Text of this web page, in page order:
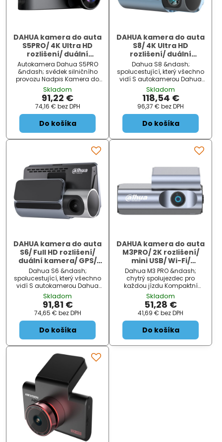
DAHUA kamera do auta
S5PRO/ 4K Ultra HD
rozlišení/ duální
kamera/ USB-C/ Wi-Fi/
microSD slot
Autokamera Dahua S5PRO
&ndash; svědek silničního
provozu Nadpis Kamera do
auta Dahua S5PRO s vámi
bude sdílet každou jízdu
autem. Je ideální pro
záznam dění na vozovce, ať
už jedete na výlet, služební
cestu, nebo jste profes...
Skladom
91,22 €
74,16 € bez DPH
Do košíka
DAHUA kamera do auta
S8/ 4K Ultra HD
rozlišení/ duální
kamera/ GPS/ mini USB/
Wi-Fi/ microSD slot
Dahua S8 &ndash;
spolucestující, který všechno
vidí S autokamerou Dahua
S8 budete mít dokonalý
záznam o tom, co se děje na
sinici během jízdy. Tento
model podporuje ostré a čisté
záběry v ultra jemném
rozlišení 4K , takže vám v
případě nehod...
Skladom
118,54 €
96,37 € bez DPH
Do košíka
DAHUA kamera do auta
S6/ Full HD rozlišení/
duální kamera/ GPS/
mini USB/ Wi-Fi/
microSD slot
Dahua S6 &ndash;
spolucestující, který všechno
vidí S autokamerou Dahua
S6 budete mít dokonalý
záznam o tom, co se děje na
sinici během jízdy. Tento
model podporuje ostré a čisté
záběry v rozlišení Full HD ,
takže vám v případě nehody
nebo j...
Skladom
91,81 €
74,65 € bez DPH
Do košíka
DAHUA kamera do auta
M3PRO/ 2K rozlišení/
mini USB/ Wi-Fi/
microSD slot
Dahua M3 PRO &ndash;
chytrý spolujezdec pro
každou jízdu Kompaktní
kamera do auta Dahua M3
PRO , která nikdy nemrkne a
zachytí kontinuálně celou
vaši jízdu. Představuje
spolehlivého svědka každé
sekundy vaší cesty, kterého
jednoduše umístí...
Skladom
51,28 €
41,69 € bez DPH
Do košíka